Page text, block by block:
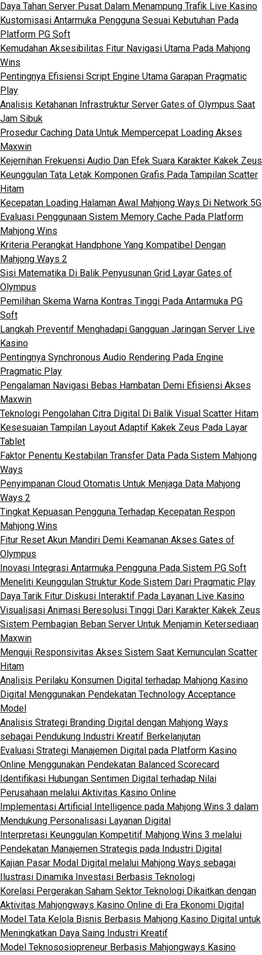
Daya Tahan Server Pusat Dalam Menampung Trafik Live Kasino
Kustomisasi Antarmuka Pengguna Sesuai Kebutuhan Pada
Platform PG Soft
Kemudahan Aksesibilitas Fitur Navigasi Utama Pada Mahjong
Wins
Pentingnya Efisiensi Script Engine Utama Garapan Pragmatic
Play
Analisis Ketahanan Infrastruktur Server Gates of Olympus Saat
Jam Sibuk
Prosedur Caching Data Untuk Mempercepat Loading Akses
Maxwin
Kejernihan Frekuensi Audio Dan Efek Suara Karakter Kakek Zeus
Keunggulan Tata Letak Komponen Grafis Pada Tampilan Scatter
Hitam
Kecepatan Loading Halaman Awal Mahjong Ways Di Network 5G
Evaluasi Penggunaan Sistem Memory Cache Pada Platform
Mahjong Wins
Kriteria Perangkat Handphone Yang Kompatibel Dengan
Mahjong Ways 2
Sisi Matematika Di Balik Penyusunan Grid Layar Gates of
Olympus
Pemilihan Skema Warna Kontras Tinggi Pada Antarmuka PG
Soft
Langkah Preventif Menghadapi Gangguan Jaringan Server Live
Kasino
Pentingnya Synchronous Audio Rendering Pada Engine
Pragmatic Play
Pengalaman Navigasi Bebas Hambatan Demi Efisiensi Akses
Maxwin
Teknologi Pengolahan Citra Digital Di Balik Visual Scatter Hitam
Kesesuaian Tampilan Layout Adaptif Kakek Zeus Pada Layar
Tablet
Faktor Penentu Kestabilan Transfer Data Pada Sistem Mahjong
Ways
Penyimpanan Cloud Otomatis Untuk Menjaga Data Mahjong
Ways 2
Tingkat Kepuasan Pengguna Terhadap Kecepatan Respon
Mahjong Wins
Fitur Reset Akun Mandiri Demi Keamanan Akses Gates of
Olympus
Inovasi Integrasi Antarmuka Pengguna Pada Sistem PG Soft
Meneliti Keunggulan Struktur Kode Sistem Dari Pragmatic Play
Daya Tarik Fitur Diskusi Interaktif Pada Layanan Live Kasino
Visualisasi Animasi Beresolusi Tinggi Dari Karakter Kakek Zeus
Sistem Pembagian Beban Server Untuk Menjamin Ketersediaan
Maxwin
Menguji Responsivitas Akses Sistem Saat Kemunculan Scatter
Hitam
Analisis Perilaku Konsumen Digital terhadap Mahjong Kasino
Digital Menggunakan Pendekatan Technology Acceptance
Model
Analisis Strategi Branding Digital dengan Mahjong Ways
sebagai Pendukung Industri Kreatif Berkelanjutan
Evaluasi Strategi Manajemen Digital pada Platform Kasino
Online Menggunakan Pendekatan Balanced Scorecard
Identifikasi Hubungan Sentimen Digital terhadap Nilai
Perusahaan melalui Aktivitas Kasino Online
Implementasi Artificial Intelligence pada Mahjong Wins 3 dalam
Mendukung Personalisasi Layanan Digital
Interpretasi Keunggulan Kompetitif Mahjong Wins 3 melalui
Pendekatan Manajemen Strategis pada Industri Digital
Kajian Pasar Modal Digital melalui Mahjong Ways sebagai
Ilustrasi Dinamika Investasi Berbasis Teknologi
Korelasi Pergerakan Saham Sektor Teknologi Dikaitkan dengan
Aktivitas Mahjongways Kasino Online di Era Ekonomi Digital
Model Tata Kelola Bisnis Berbasis Mahjong Kasino Digital untuk
Meningkatkan Daya Saing Industri Kreatif
Model Teknososiopreneur Berbasis Mahjongways Kasino